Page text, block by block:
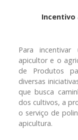
Para
apicultor e o
de Produtos
diversas
que busca
dos cultivos, a
o serviço de
apicultura.